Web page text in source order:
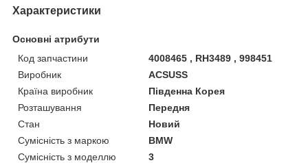
Характеристики
Основні атрибути
Код запчастини
4008465 , RH3489 , 998451
Виробник
ACSUSS
Країна виробник
Південна Корея
Розташування
Передня
Стан
Новий
Сумісність з маркою
BMW
Сумісність з моделлю
3